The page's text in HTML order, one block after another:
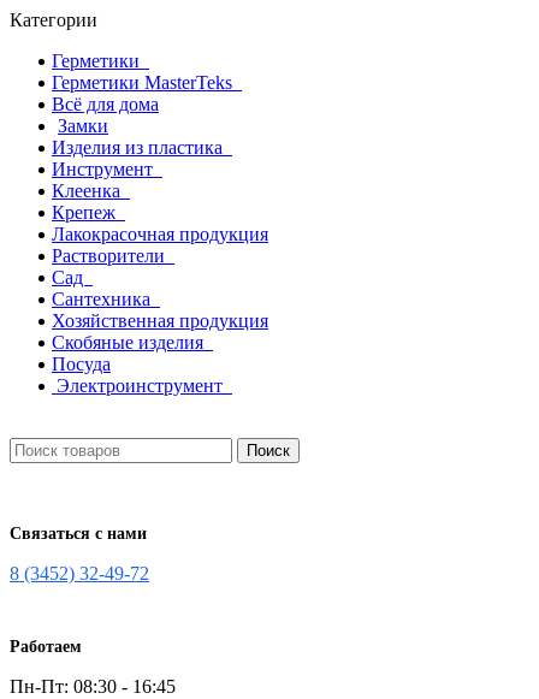
Категории
Герметики
Герметики MasterTeks
Всё для дома
Замки
Изделия из пластика
Инструмент
Клеенка
Крепеж
Лакокрасочная продукция
Растворители
Сад
Сантехника
Хозяйственная продукция
Скобяные изделия
Посуда
Электроинструмент
Поиск
Связаться с нами
8 (3452) 32-49-72
Работаем
Пн-Пт: 08:30 - 16:45